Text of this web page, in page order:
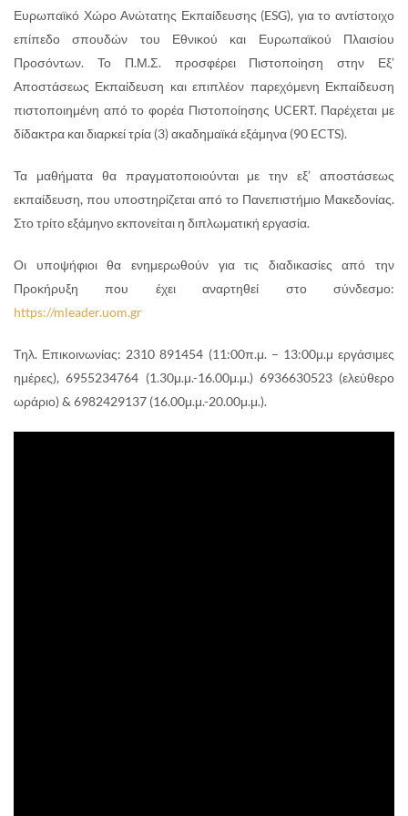
Ευρωπαϊκό Χώρο Ανώτατης Εκπαίδευσης (ESG), για το αντίστοιχο
επίπεδο σπουδών του Εθνικού και Ευρωπαϊκού Πλαισίου
Προσόντων. Το Π.Μ.Σ. προσφέρει Πιστοποίηση στην Εξ’
Αποστάσεως Εκπαίδευση και επιπλέον παρεχόμενη Εκπαίδευση
πιστοποιημένη από το φορέα Πιστοποίησης UCERT. Παρέχεται με
δίδακτρα και διαρκεί τρία (3) ακαδημαϊκά εξάμηνα (90 ECTS).
Τα μαθήματα θα πραγματοποιούνται με την εξ’ αποστάσεως
εκπαίδευση, που υποστηρίζεται από το Πανεπιστήμιο Μακεδονίας.
Στο τρίτο εξάμηνο εκπονείται η διπλωματική εργασία.
Οι υποψήφιοι θα ενημερωθούν για τις διαδικασίες από την
Προκήρυξη που έχει αναρτηθεί στο σύνδεσμο:
https://mleader.uom.gr
Τηλ. Επικοινωνίας: 2310 891454 (11:00π.μ. – 13:00μ.μ εργάσιμες
ημέρες), 6955234764 (1.30μ.μ.-16.00μ.μ.) 6936630523 (ελεύθερο
ωράριο) & 6982429137 (16.00μ.μ.-20.00μ.μ.).